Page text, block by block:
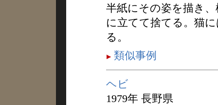
半紙にその姿を描き
に立てて捨てる。猫
る。
類似事例
ヘビ
1979年 長野県